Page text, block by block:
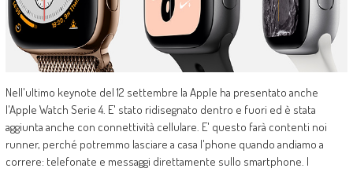
Nell'ultimo keynote del 12 settembre la Apple ha presentato anche
l'Apple Watch Serie 4. E' stato ridisegnato dentro e fuori ed è stata
aggiunta anche con connettività cellulare. E' questo farà contenti noi
runner, perché potremmo lasciare a casa l'phone quando andiamo a
correre: telefonate e messaggi direttamente sullo smartphone. l